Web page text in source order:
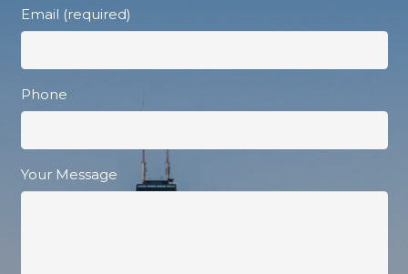
Email (required)
Phone
Your Message